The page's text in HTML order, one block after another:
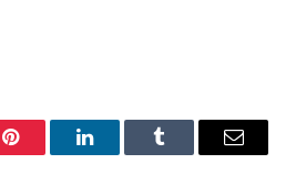
Pinterest LinkedInTumblr Email